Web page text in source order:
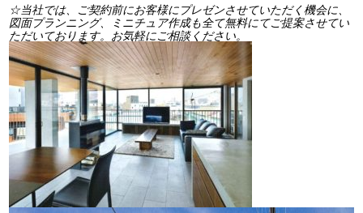
☆当社では、ご契約前にお客様にプレゼンさせていただく機会に、
図面プランニング、ミニチュア作成も全て無料にてご提案させてい
ただいております。お気軽にご相談ください。